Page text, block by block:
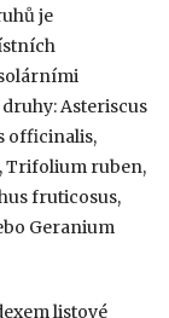
je
Asteriscus
officinalis,
Trifolium ruben,
fruticosus,
Geranium
listové